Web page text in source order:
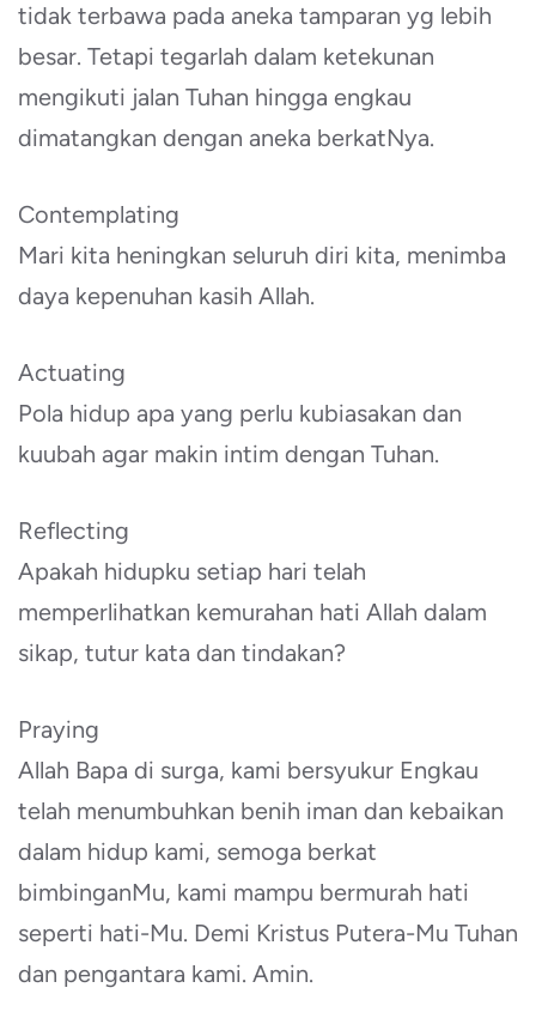
tidak terbawa pada aneka tamparan yg lebih
besar. Tetapi tegarlah dalam ketekunan
mengikuti jalan Tuhan hingga engkau
dimatangkan dengan aneka berkatNya.
Contemplating
Mari kita heningkan seluruh diri kita, menimba
daya kepenuhan kasih Allah.
Actuating
Pola hidup apa yang perlu kubiasakan dan
kuubah agar makin intim dengan Tuhan.
Reflecting
Apakah hidupku setiap hari telah
memperlihatkan kemurahan hati Allah dalam
sikap, tutur kata dan tindakan?
Praying
Allah Bapa di surga, kami bersyukur Engkau
telah menumbuhkan benih iman dan kebaikan
dalam hidup kami, semoga berkat
bimbinganMu, kami mampu bermurah hati
seperti hati-Mu. Demi Kristus Putera-Mu Tuhan
dan pengantara kami. Amin.